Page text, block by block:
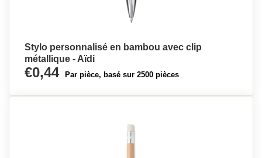
Stylo personnalisé en bambou avec clip
métallique - Aïdi
€0,44 Par pièce, basé sur 2500 pièces